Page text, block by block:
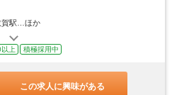
賀駅…ほか
上 積極採用中
この求人に興味がある